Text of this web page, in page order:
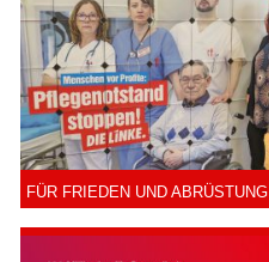
FÜR FRIEDEN UND ABRÜSTUNG